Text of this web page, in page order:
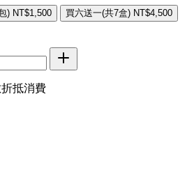
) NT$1,500 買六送一(共7盒) NT$4,500
抵消費